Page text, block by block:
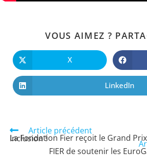
VOUS AIMEZ ?
X
LinkedIn
Article précédent
La Fondation Fier reçoit le Grand Prix Diversité & Inclusion !
FIER de soutenir les